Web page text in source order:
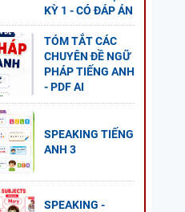
KỲ 1 - CÓ ĐÁP ÁN
TÓM TẮT CÁC
CHUYÊN ĐỀ NGỮ
PHÁP TIẾNG ANH
- PDF AI
SPEAKING TIẾNG
ANH 3
SPEAKING -